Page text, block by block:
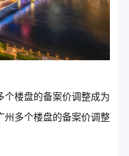
个楼盘的备案价调整成为
州多个楼盘的备案价调整